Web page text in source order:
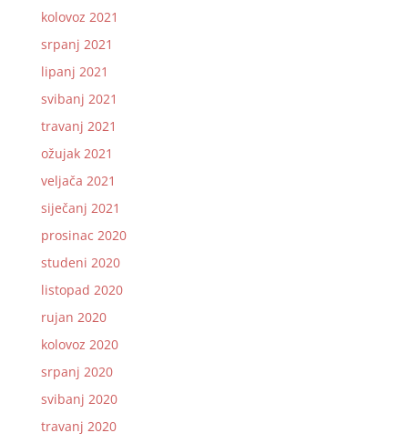
kolovoz 2021
srpanj 2021
lipanj 2021
svibanj 2021
travanj 2021
ožujak 2021
veljača 2021
siječanj 2021
prosinac 2020
studeni 2020
listopad 2020
rujan 2020
kolovoz 2020
srpanj 2020
svibanj 2020
travanj 2020